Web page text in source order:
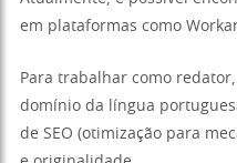
em plataformas como
Para trabalhar como
domínio da língua
de SEO (otimização para